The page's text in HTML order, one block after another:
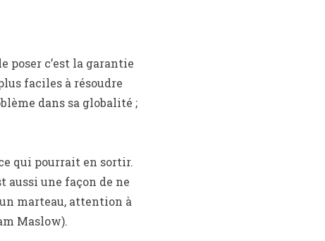
poser c’est la garantie
faciles à résoudre
dans sa globalité ;
qui pourrait en sortir.
aussi une façon de ne
marteau, attention à
Maslow).